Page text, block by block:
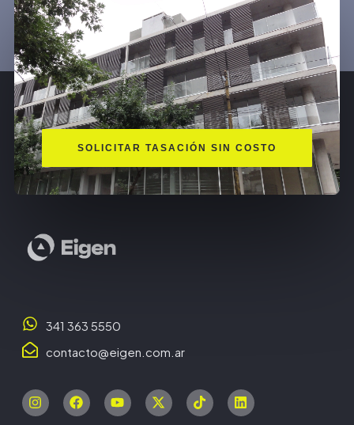
SOLICITAR TASACIÓN SIN COSTO
341 363 5550
contacto@eigen.com.ar